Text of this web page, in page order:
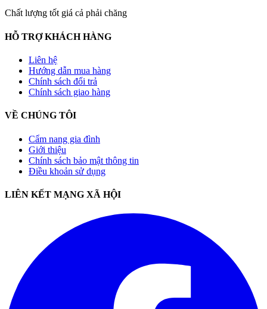
Chất lượng tốt giá cả phải chăng
HỖ TRỢ KHÁCH HÀNG
Liên hệ
Hướng dẫn mua hàng
Chính sách đổi trả
Chính sách giao hàng
VỀ CHÚNG TÔI
Cẩm nang gia đình
Giới thiệu
Chính sách bảo mật thông tin
Điều khoản sử dụng
LIÊN KẾT MẠNG XÃ HỘI